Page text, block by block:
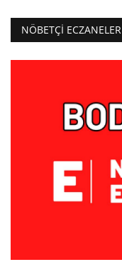
NÖBETÇI ECZANELER